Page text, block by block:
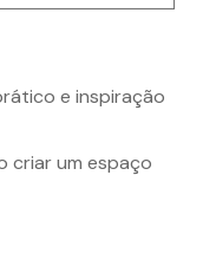
e inspiração
criar um espaço